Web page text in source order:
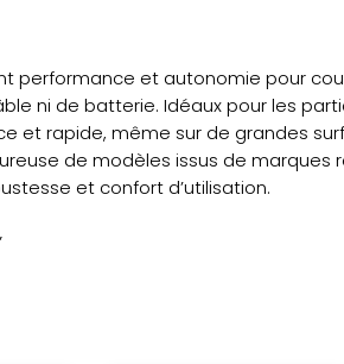
performance et autonomie pour
ni de batterie. Idéaux pour les
et rapide, même sur de grandes
de modèles issus de marques
et confort d’utilisation.